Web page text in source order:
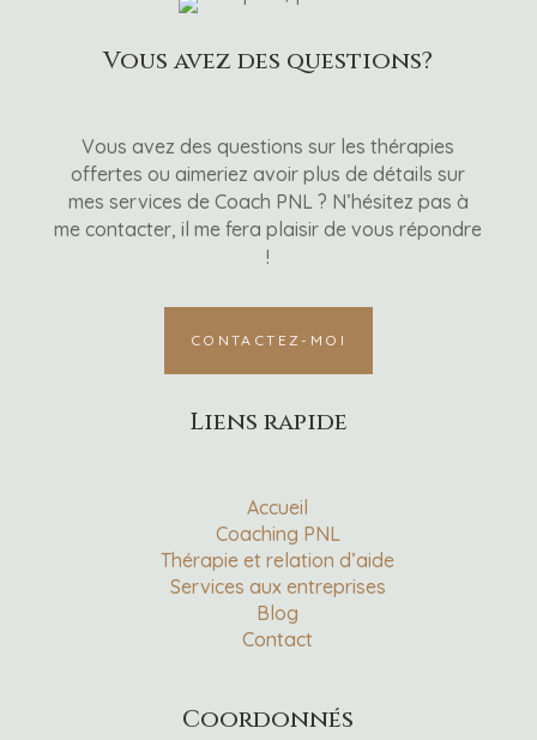
Vous avez des questions?
Vous avez des questions sur les thérapies
offertes ou aimeriez avoir plus de détails sur
mes services de Coach PNL ? N’hésitez pas à
me contacter, il me fera plaisir de vous répondre
!
CONTACTEZ-MOI
Liens rapide
Accueil
Coaching PNL
Thérapie et relation d’aide
Services aux entreprises
Blog
Contact
Coordonnés